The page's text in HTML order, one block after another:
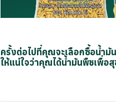
ครั้งต่อไปที่คุณจะเลือกซื้อน้ำมั
ให้แน่ใจว่าคุณได้น้ำมันพืชเพื่อ